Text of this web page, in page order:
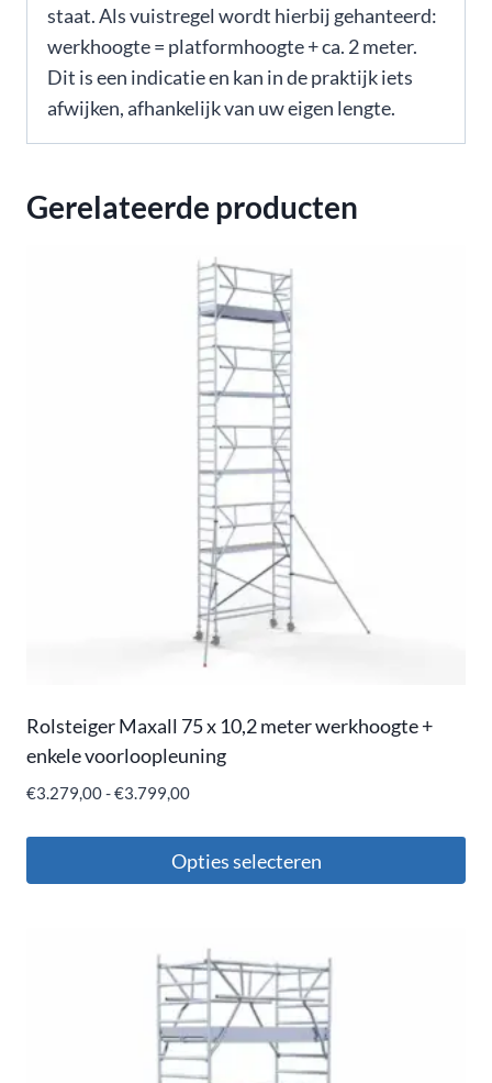
staat. Als vuistregel wordt hierbij gehanteerd:
werkhoogte = platformhoogte + ca. 2 meter.
Dit is een indicatie en kan in de praktijk iets
afwijken, afhankelijk van uw eigen lengte.
Gerelateerde producten
Rolsteiger Maxall 75 x 10,2 meter werkhoogte +
enkele voorloopleuning
€3.279,00-€3.799,00
Opties selecteren